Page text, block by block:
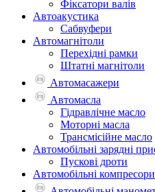
Фіксатори валів
Автоакустика
Сабвуфери
Автомагнітоли
Перехідні рамки
Штатні магнітоли
Автомасажери
Автомасла
Гідравлічне масло
Моторні масла
Трансмісійне масло
Автомобільні зарядні
Пускові дроти
Автомобільні компресори